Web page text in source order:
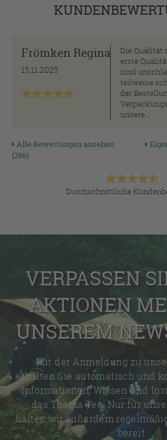
Frömken Regina
15.11.2025
Die Qualität
erste
sind
teilweise
der
unsere...
Alle Bewertungen ansehen
(286)
Durchschnittliche
VERPASSEN
AKTIONEN
UNSEREM
Mit der Anmeldung zu
erhalten Sie automatisch und
Informationen, Wissen und
das Thema Tee. Nur für
halten wir außerdem
bereit.